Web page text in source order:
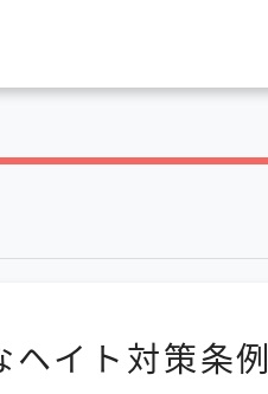
イト対策条